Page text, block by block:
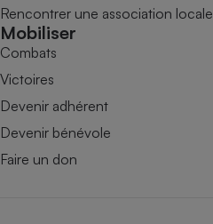
Rencontrer une association locale
Mobiliser
Combats
Victoires
Devenir adhérent
Devenir bénévole
Faire un don